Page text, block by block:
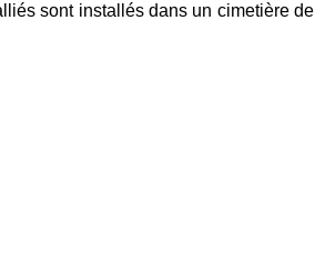
sont installés dans un cimetière de